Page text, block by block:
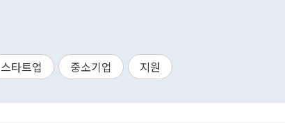
스타트업 중소기업 지원